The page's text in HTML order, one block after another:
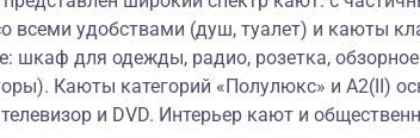
всеми удобствами (душ, туалет) и каюты
шкаф для одежды, радио, розетка,
Каюты категорий «Полулюкс» и А2(II)
и DVD. Интерьер кают и